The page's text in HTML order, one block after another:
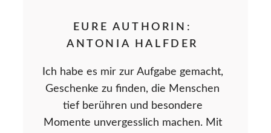
EURE AUTHORIN:
ANTONIA HALFDER
Ich habe es mir zur Aufgabe gemacht,
Geschenke zu finden, die Menschen
tief berühren und besondere
Momente unvergesslich machen. Mit